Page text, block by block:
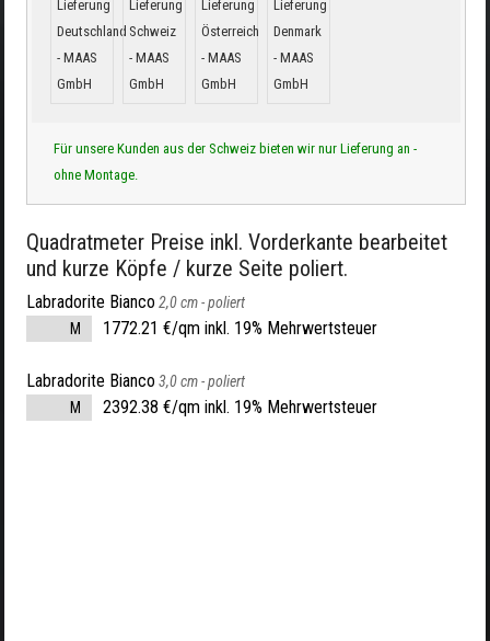
Für unsere Kunden aus der Schweiz bieten wir nur Lieferung an -
ohne Montage.
Quadratmeter Preise inkl. Vorderkante bearbeitet
und kurze Köpfe / kurze Seite poliert.
Labradorite Bianco 2,0 cm -poliert
M
1772.21 €/qm inkl. 19% Mehrwertsteuer
Labradorite Bianco 3,0 cm -poliert
M
2392.38 €/qm inkl. 19% Mehrwertsteuer